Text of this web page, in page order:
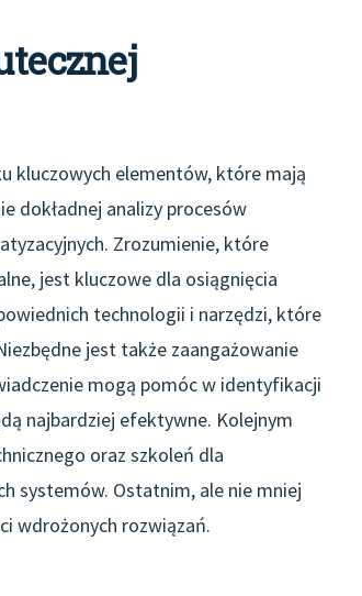
kluczowych elementów, które mają
dokładnej analizy procesów
Zrozumienie, które
jest kluczowe dla osiągnięcia
technologii i narzędzi, które
jest także zaangażowanie
mogą pomóc w identyfikacji
najbardziej efektywne. Kolejnym
oraz szkoleń dla
systemów. Ostatnim, ale nie mniej
wdrożonych rozwiązań.